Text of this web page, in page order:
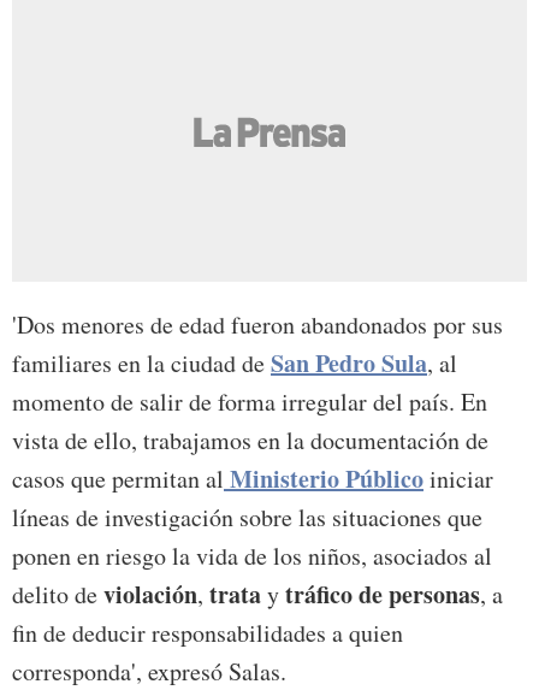
'Dos menores de edad fueron abandonados por sus
familiares en la ciudad deSan Pedro Sula, al
momento de salir de forma irregular del país. En
vista de ello, trabajamos en la documentación de
casos que permitan al Ministerio Públicoiniciar
líneas de investigación sobre las situaciones que
ponen en riesgo la vida de los niños, asociados al
delito deviolación, trataytráfico de personas, a
fin de deducir responsabilidades a quien
corresponda', expresó Salas.